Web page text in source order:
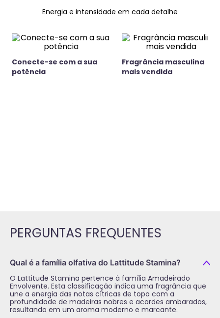
Energia e intensidade em cada detalhe
Conecte-se com a sua
potência
Fragrância masculina
mais vendida
PERGUNTAS FREQUENTES
Qual é a família olfativa do Lattitude Stamina?
O Lattitude Stamina pertence à família Amadeirado
Envolvente. Esta classificação indica uma fragrância que
une a energia das notas cítricas de topo com a
profundidade de madeiras nobres e acordes ambarados,
resultando em um aroma moderno e marcante.